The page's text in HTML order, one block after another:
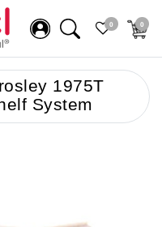
0 0
1975T
System